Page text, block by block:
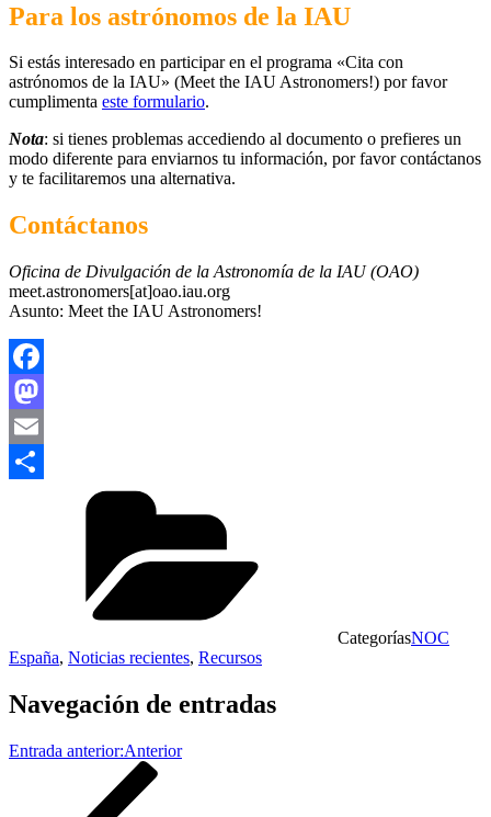
Para los astrónomos de la IAU
Si estás interesado en participar en el programa «Cita con
astrónomos de la IAU» (Meet the IAU Astronomers!) por favor
cumplimenta este formulario.
Nota: si tienes problemas accediendo al documento o prefieres un
modo diferente para enviarnos tu información, por favor contáctanos
y te facilitaremos una alternativa.
Contáctanos
Oficina de Divulgación de la Astronomía de la IAU (OAO)
meet.astronomers[at]oao.iau.org
Asunto: Meet the IAU Astronomers!
Facebook
Mastodon
Email
CategoríasNOC
España, Noticias recientes, Recursos
Navegación de entradas
Entrada anterior:Anterior